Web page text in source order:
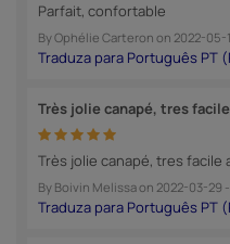
Parfait, confortable
ByOphélie Carteron on 2022-05-
Très jolie canapé, tres
Très jolie canapé, tres
By Boivin Melissaon 2022-03-29